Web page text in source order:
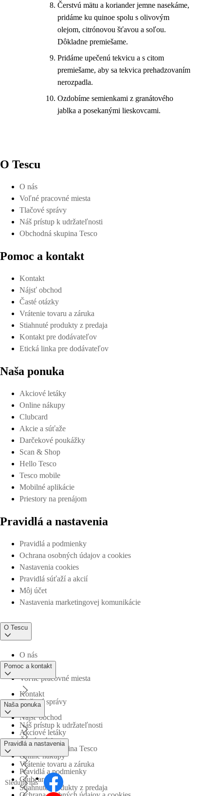
Čerstvú mätu a koriander jemne nasekáme,
pridáme ku quinoe spolu s olivovým
olejom, citrónovou šťavou a soľou.
Dôkladne premiešame.
Pridáme upečenú tekvicu a s citom
premiešame, aby sa tekvica prehadzovaním
nerozpadla.
Ozdobíme semienkami z granátového
jablka a posekanými lieskovcami.
O Tescu
O nás
Voľné pracovné miesta
Tlačové správy
Náš prístup k udržateľnosti
Obchodná skupina Tesco
Pomoc a kontakt
Kontakt
Nájsť obchod
Časté otázky
Vrátenie tovaru a záruka
Stiahnuté produkty z predaja
Kontakt pre dodávateľov
Etická linka pre dodávateľov
Naša ponuka
Akciové letáky
Online nákupy
Clubcard
Akcie a súťaže
Darčekové poukážky
Scan & Shop
Hello Tesco
Tesco mobile
Mobilné aplikácie
Priestory na prenájom
Pravidlá a nastavenia
Pravidlá a podmienky
Ochrana osobných údajov a cookies
Nastavenia cookies
Pravidlá súťaží a akcií
Môj účet
Nastavenia marketingovej komunikácie
O Tescu
O nás
Voľné pracovné miesta
Tlačové správy
Náš prístup k udržateľnosti
Obchodná skupina Tesco
Pomoc a kontakt
Kontakt
Nájsť obchod
Časté otázky
Vrátenie tovaru a záruka
Stiahnuté produkty z predaja
Naša ponuka
Akciové letáky
Online nákupy
Clubcard
Pravidlá a nastavenia
Pravidlá a podmienky
Sledujte nás